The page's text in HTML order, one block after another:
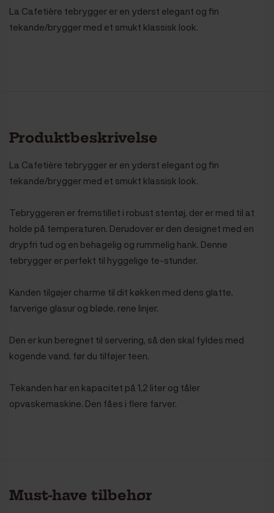
La Cafetière tebrygger er en yderst elegant og fin
tekande/brygger med et smukt klassisk look.
Produktbeskrivelse
La Cafetière tebrygger er en yderst elegant og fin
tekande/brygger med et smukt klassisk look.
Tebryggeren er fremstillet i robust stentøj, der er med til at
holde på temperaturen. Derudover er den designet med en
drypfri tud og en behagelig og rummelig hank. Denne
tebrygger er perfekt til hyggelige te-stunder.
Kanden tilgøjer charme til dit køkken med dens glatte,
farverige glasur og bløde, rene linjer.
Den er kun beregnet til servering, så den skal fyldes med
kogende vand, før du tilføjer teen.
Tekanden har en kapacitet på 1,2 liter og tåler
opvaskemaskine. Den fåes i flere farver.
Must-have tilbehør